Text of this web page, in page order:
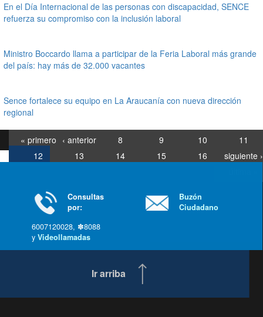
En el Día Internacional de las personas con discapacidad, SENCE
refuerza su compromiso con la inclusión laboral
Ministro Boccardo llama a participar de la Feria Laboral más grande
del país: hay más de 32.000 vacantes
Sence fortalece su equipo en La Araucanía con nueva dirección
regional
« primero ‹ anterior 8 9 10
11
12
13 14 15 16
siguiente ›
Consultas
por:
6007120028, ✽8088
yVideollamadas
Buzón
Ciudadano
Ir arriba